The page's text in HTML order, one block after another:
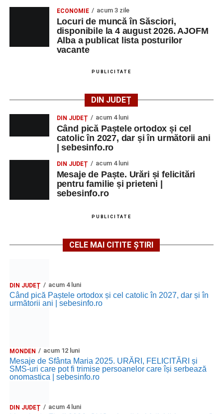
ECONOMIE acum 3 zile
Locuri de muncă în Săsciori,
disponibile la 4 august 2026. AJOFM
Alba a publicat lista posturilor
vacante
PUBLICITATE
DIN JUDEȚ
DIN JUDEȚ acum 4 luni
Când pică Paștele ortodox și cel
catolic în 2027, dar și în următorii ani
| sebesinfo.ro
DIN JUDEȚ acum 4 luni
Mesaje de Paște. Urări și felicitări
pentru familie și prieteni |
sebesinfo.ro
PUBLICITATE
CELE MAI CITITE ȘTIRI
DIN JUDEȚ acum 4 luni
Când pică Paștele ortodox și cel catolic în 2027, dar și în
următorii ani | sebesinfo.ro
MONDEN acum 12 luni
Mesaje de Sfânta Maria 2025. URĂRI, FELICITĂRI și
SMS-uri care pot fi trimise persoanelor care își serbează
onomastica | sebesinfo.ro
DIN JUDEȚ acum 4 luni